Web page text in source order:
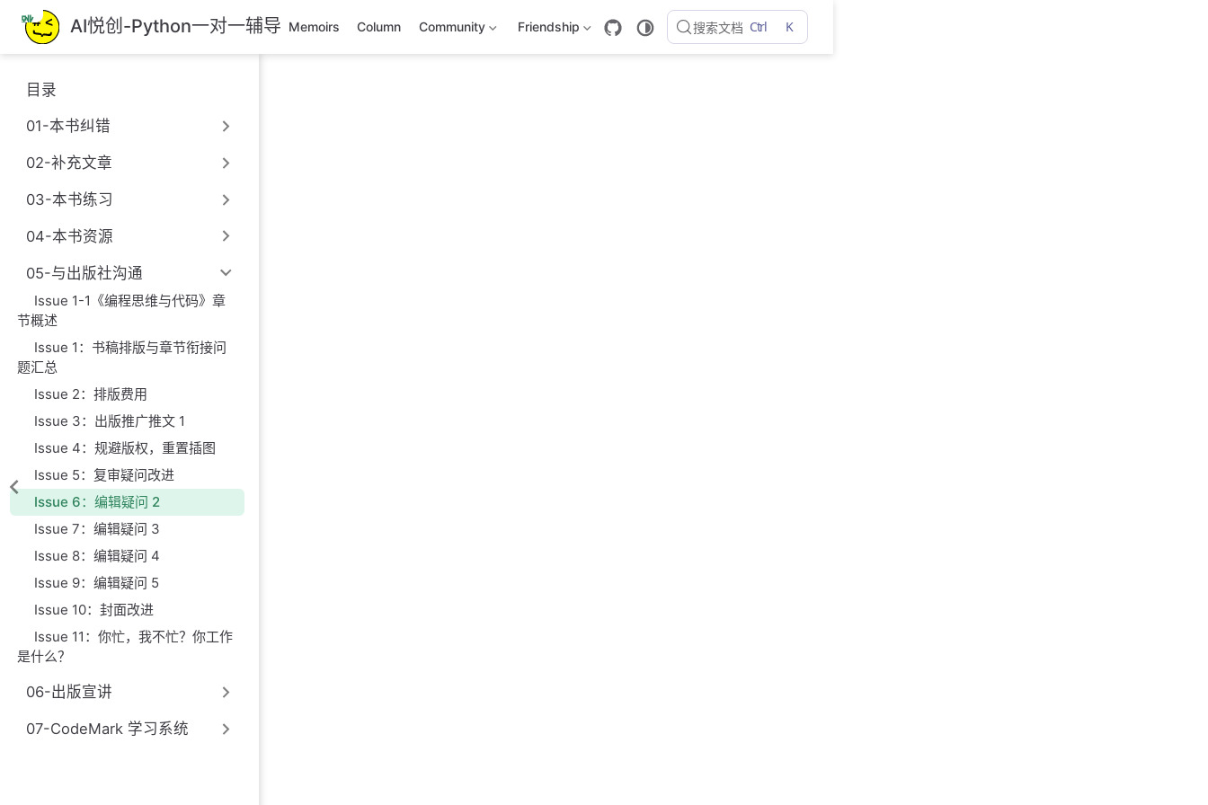
跳
至
主
內
AI悦创-Python一对一辅导 Memoirs Column Community Friendship 搜索文档 Ctrl K
目录
01-本书纠错
02-补充文章
03-本书练习
04-本书资源
05-与出版社沟通
Issue 1-1《编程思维与代码》章
节概述
Issue 1：书稿排版与章节衔接问
题汇总
Issue 2：排版费用
Issue 3：出版推广推文 1
Issue 4：规避版权，重置插图
Issue 5：复审疑问改进
Issue 6：编辑疑问 2
Issue 7：编辑疑问 3
Issue 8：编辑疑问 4
Issue 9：编辑疑问 5
Issue 10：封面改进
Issue 11：你忙，我不忙？你工作
是什么？
06-出版宣讲
07-CodeMark 学习系统